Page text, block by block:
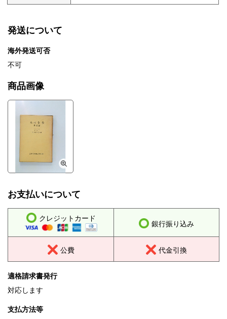
発送について
海外発送可否
不可
商品画像
お支払いについて
クレジットカード
銀行振り込み
公費 代金引換
適格請求書発行
対応します
支払方法等